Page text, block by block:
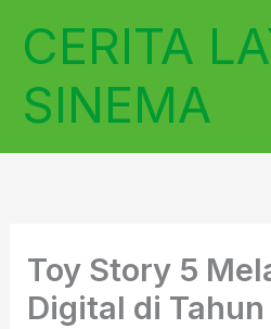
CERITA
SINEMA
Toy Story 5
Digital di